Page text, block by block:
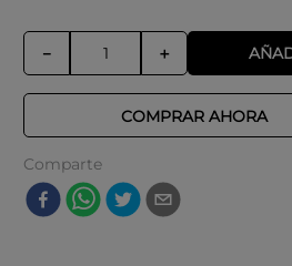
＋
－
COMPRAR AHORA
Comparte